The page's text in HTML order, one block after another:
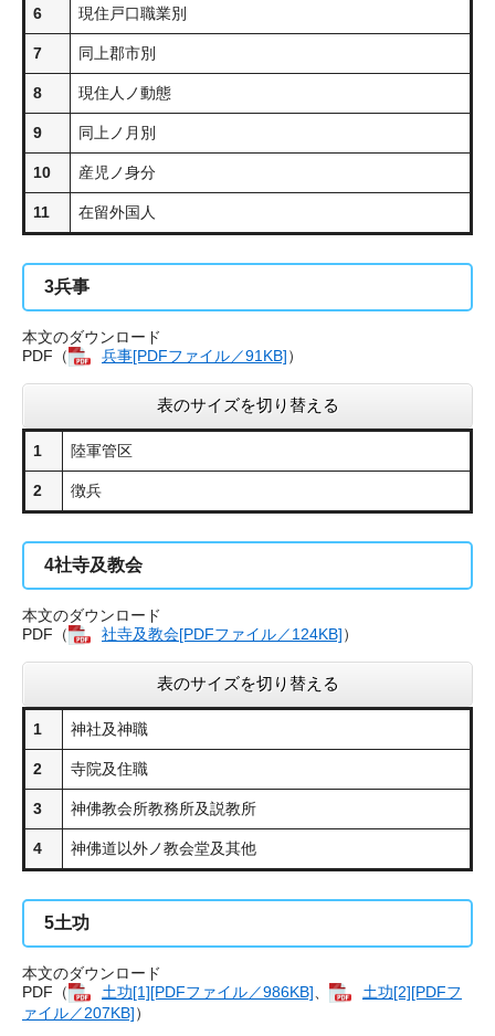
6 現住戸口職業別
7 同上郡市別
8 現住人ノ動態
9 同上ノ月別
10 産児ノ身分
11 在留外国人
3兵事
本文のダウンロード
PDF（
兵事[PDFファイル／91KB]）
表のサイズを切り替える
1 陸軍管区
2 徴兵
4社寺及教会
本文のダウンロード
PDF（
社寺及教会[PDFファイル／124KB]）
表のサイズを切り替える
1 神社及神職
2 寺院及住職
3 神佛教会所教務所及説教所
4 神佛道以外ノ教会堂及其他
5土功
本文のダウンロード
PDF（
土功[1][PDFファイル／986KB]
土功[2][PDFフ
ァイル／207KB]）